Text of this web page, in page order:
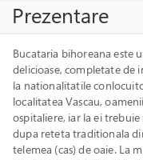
Prezentare
Bucataria bihoreana este
delicioase, completate
la nationalitatile
localitatea Vascau,
ospitaliere, iar la ei
dupa reteta traditionala
telemea (cas) de oaie. La